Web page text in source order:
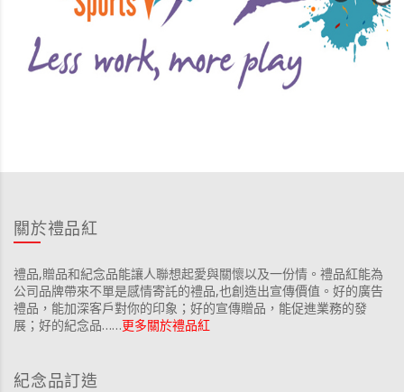
關於禮品紅
禮品,贈品和紀念品能讓人聯想起愛與關懷以及一份情。禮品紅能為
公司品牌帶來不單是感情寄託的禮品,也創造出宣傳價值。好的廣告
禮品，能加深客戶對你的印象；好的宣傳贈品，能促進業務的發
展；好的紀念品……更多關於禮品紅
紀念品訂造